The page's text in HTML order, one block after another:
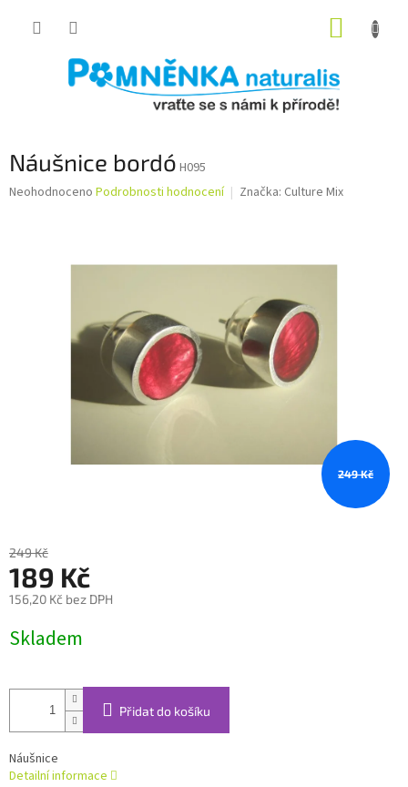
Náušnice bordó H095
Průměrné
Neohodnoceno Podrobnosti hodnocení Značka: Culture Mix
249 Kč
249 Kč
189 Kč
156,20 Kč bez DPH
cena:
Skladem
Přidat do košíku
Náušnice
Detailní informace